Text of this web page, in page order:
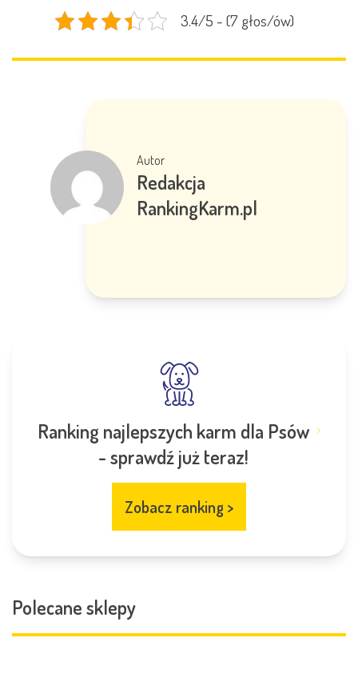
3.4/5 - (7 głos/ów)
Autor
Redakcja
RankingKarm.pl
Ranking najlepszych karm dla Psów
- sprawdź już teraz!
Zobacz ranking >
Polecane sklepy